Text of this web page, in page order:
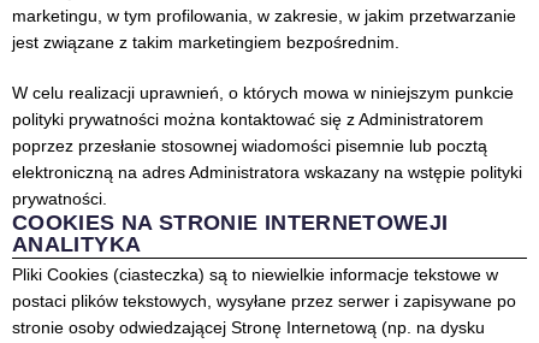
marketingu, w tym profilowania, w zakresie, w jakim przetwarzanie
jest związane z takim marketingiem bezpośrednim.
W celu realizacji uprawnień, o których mowa w niniejszym punkcie
polityki prywatności można kontaktować się z Administratorem
poprzez przesłanie stosownej wiadomości pisemnie lub pocztą
elektroniczną na adres Administratora wskazany na wstępie polityki
prywatności.
COOKIES NA STRONIE INTERNETOWEJI
ANALITYKA
Pliki Cookies (ciasteczka) są to niewielkie informacje tekstowe w
postaci plików tekstowych, wysyłane przez serwer i zapisywane po
stronie osoby odwiedzającej Stronę Internetową (np. na dysku